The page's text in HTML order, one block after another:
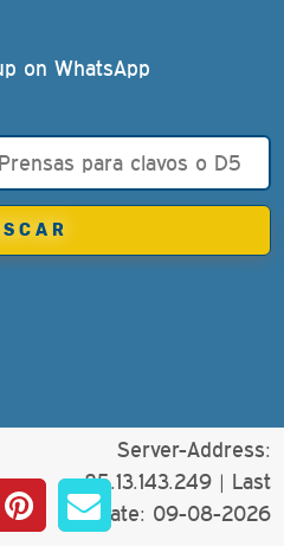
on WhatsApp
Server-Address:
85.13.143.249 | Last
update: 09-08-2026